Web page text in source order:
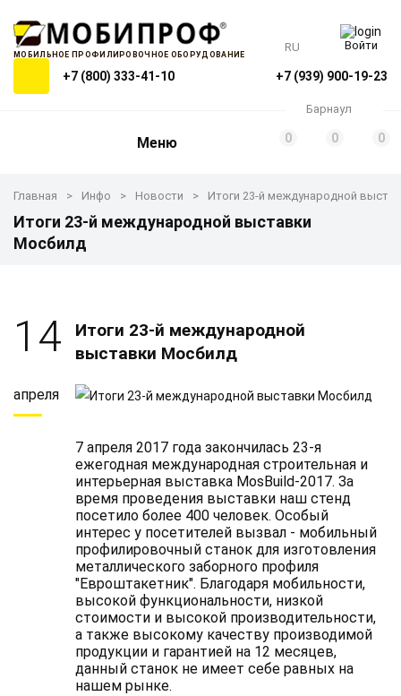
МОБИЛЬНОЕ ПРОФИЛИРОВОЧНОЕ ОБОРУДОВАНИЕ
+7 (800) 333-41-10 +7 (939) 900-19-23
RU Войти
Барнаул
Меню 0 0 0
Главная Инфо Новости Итоги 23-й международной
Итоги 23-й международной выставки
Мосбилд
14
апреля
Итоги 23-й международной
выставки Мосбилд
7 апреля 2017 года закончилась 23-я
ежегодная международная строительная и
интерьерная выставка MosBuild-2017. За
время проведения выставки наш стенд
посетило более 400 человек. Особый
интерес у посетителей вызвал - мобильный
профилировочный станок для изготовления
металлического заборного профиля
"Евроштакетник". Благодаря мобильности,
высокой функциональности, низкой
стоимости и высокой производительности,
а также высокому качеству производимой
продукции и гарантией на 12 месяцев,
данный станок не имеет себе равных на
нашем рынке.